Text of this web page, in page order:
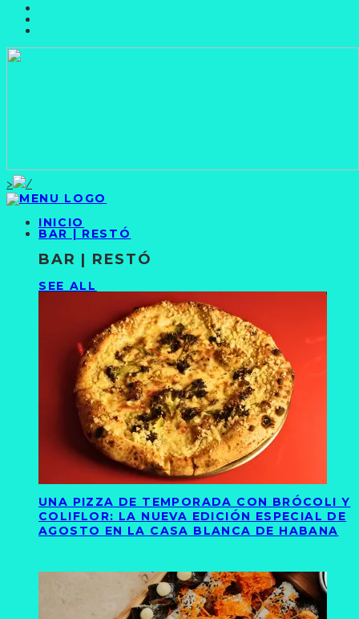
>
INICIO
BAR | RESTÓ
BAR | RESTÓ
SEE ALL
UNA PIZZA DE TEMPORADA CON BRÓCOLI Y
COLIFLOR: LA NUEVA EDICIÓN ESPECIAL DE
AGOSTO EN LA CASA BLANCA DE HABANA